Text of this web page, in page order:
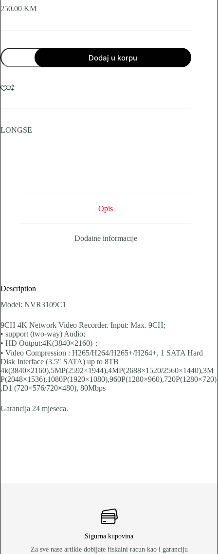
250.00 KM
NVR
Longse
snimač
4K
H.265
Dodaj u korpu
LONGSE
Opis
Dodatne informacije
Description
Model: NVR3109C1
9CH 4K Network Video Recorder. Input: Max. 9CH;
• support (two-way) Audio;
• HD Output:4K(3840×2160)；
• Video Compression : H265/H264/H265+/H264+, 1 SATA Hard
Disk Interface (3.5″ SATA) up to 8TB
4k(3840×2160),5MP(2592×1944),4MP(2688×1520/2560×1440),3M
P(2048×1536),1080P(1920×1080),960P(1280×960),720P(1280×720)
,D1 (720×576/720×480), 80Mbps
Garancija 24 mjeseca.
Sigurna kupovina
Za sve nase artikle dobijate fiskalni racun kao i garanciju